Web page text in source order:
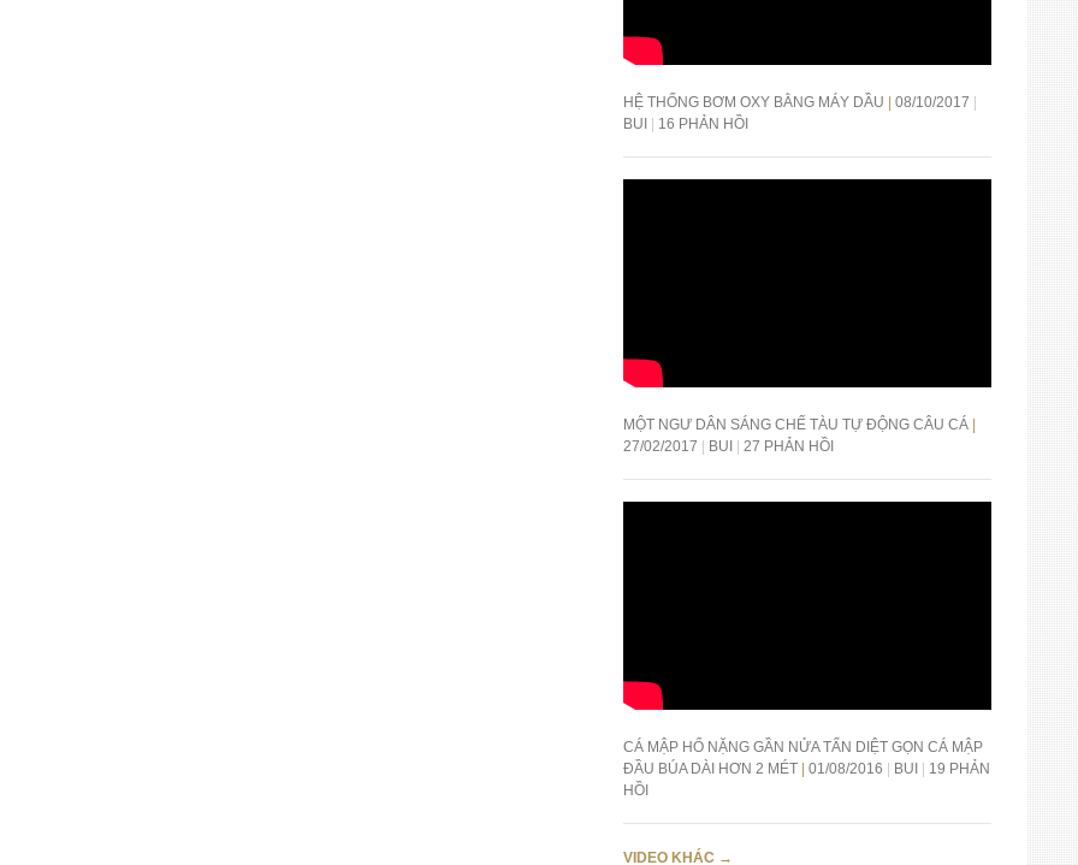
HỆ THỐNG BƠM OXY BẰNG MÁY DẦU
08/10/2017
BUI
16 PHẢN HỒI
MỘT NGƯ DÂN SÁNG CHẾ TÀU TỰ ĐỘNG CÂU CÁ
27/02/2017
BUI 27 PHẢN HỒI
CÁ MẬP HỔ NẶNG GẦN NỬA TẤN DIỆT GỌN CÁ MẬP
ĐẦU BÚA DÀI HƠN 2 MÉT
01/08/2016 BUI
19 PHẢN
HỒI
VIDEO KHÁC →